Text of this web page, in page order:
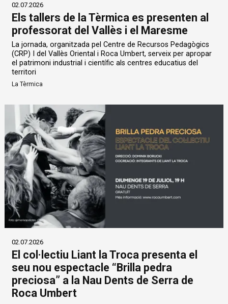
02.07.2026
Els tallers de la Tèrmica es presenten al
professorat del Vallès i el Maresme
La jornada, organitzada pel Centre de Recursos Pedagògics
(CRP) I del Vallès Oriental i Roca Umbert, serveix per apropar
el patrimoni industrial i científic als centres educatius del
territori
La Tèrmica
02.07.2026
El col·lectiu Liant la Troca presenta el
seu nou espectacle “Brilla pedra
preciosa” a la Nau Dents de Serra de
Roca Umbert